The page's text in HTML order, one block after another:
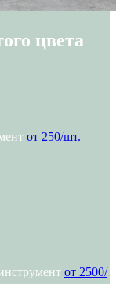
цвета
от 250/шт.
от 2500/